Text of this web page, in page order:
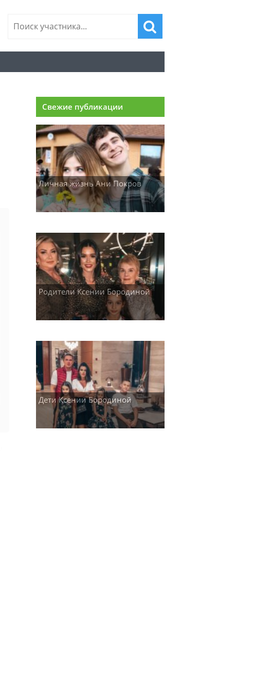
Свежие публикации
Личная жизнь Ани Покров
Родители Ксении Бородиной
Дети Ксении Бородиной